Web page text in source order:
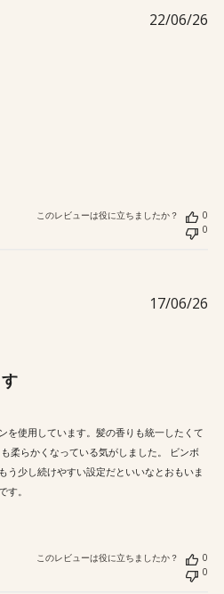
22/06/26
このレビューは役に立ちましたか？
0
0
を使用しています。髪の香りも統一したくて
柔らかくなっている気がしました。 ビンボ
う少し続けやすい設定だといいなとおもいま
す。
17/06/26
このレビューは役に立ちましたか？
0
0